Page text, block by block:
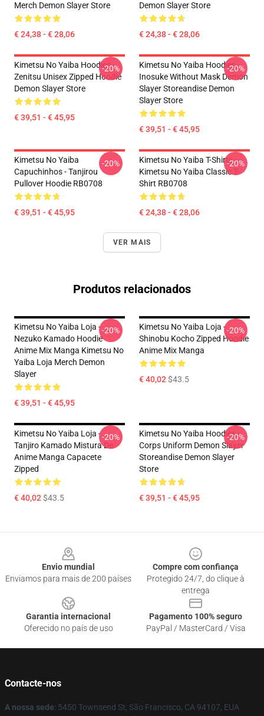
Merch Demon Slayer Store
€ 24,38 - € 28,06
Demon Slayer Store
€ 24,38 - € 28,06
Kimetsu No Yaiba Hoodies -
Zenitsu Unisex Zipped Hoodie
Demon Slayer Store
€ 39,51 - € 45,95
-20%
Kimetsu No Yaiba Hoodies -
Inosuke Without Mask Demon
Slayer Storeandise Demon
Slayer Store
€ 39,51 - € 45,95
-20%
Kimetsu No Yaiba
Capuchinhos - Tanjirou
Pullover Hoodie RB0708
€ 39,51 - € 45,95
-20%
Kimetsu No Yaiba T-Shirts -
Kimetsu No Yaiba Classic T-
Shirt RB0708
€ 24,38 - € 28,06
-20%
VER MAIS
Produtos relacionados
Kimetsu No Yaiba Loja -
Nezuko Kamado Hoodie
Anime Mix Manga Kimetsu No
Yaiba Loja Merch Demon
Slayer
€ 39,51 - € 45,95
-20%
Kimetsu No Yaiba Loja -
Shinobu Kocho Zipped Hoodie
Anime Mix Manga
€ 40,02$43.5
-20%
Kimetsu No Yaiba Loja -
Tanjiro Kamado Mistura De
Anime Manga Capacete
Zipped
€ 40,02$43.5
-20%
Kimetsu No Yaiba Hoodies -
Corps Uniform Demon Slayer
Storeandise Demon Slayer
Store
€ 39,51 - € 45,95
-20%
Envio mundial
Enviamos para mais de 200 países
Compre com confiança
Protegido 24/7, do clique à
entrega
Garantia internacional
Oferecido no país de uso
Pagamento 100% seguro
PayPal / MasterCard / Visa
Contacte-nos
A nossa sede: 5450 Townsend St, São Francisco, CA 94107, EUA